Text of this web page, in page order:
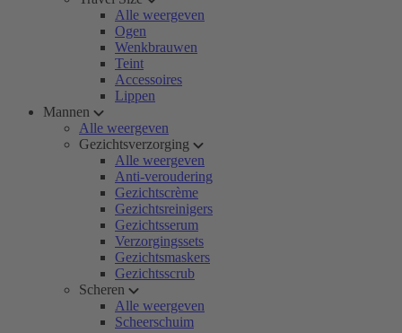
Alle weergeven
Ogen
Wenkbrauwen
Teint
Accessoires
Lippen
Mannen
Alle weergeven
Gezichtsverzorging
Alle weergeven
Anti-veroudering
Gezichtscrème
Gezichtsreinigers
Gezichtsserum
Verzorgingssets
Gezichtsmaskers
Gezichtsscrub
Scheren
Alle weergeven
Scheerschuim